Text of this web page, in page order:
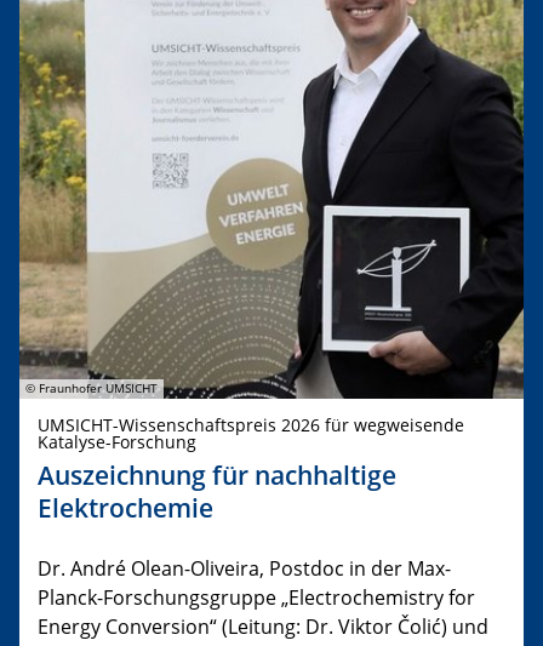
© Fraunhofer UMSICHT
UMSICHT-Wissenschaftspreis 2026 für wegweisende
Katalyse-Forschung
Auszeichnung für nachhaltige
Elektrochemie
Dr. André Olean-Oliveira, Postdoc in der Max-
Planck-Forschungsgruppe „Electrochemistry for
Energy Conversion“ (Leitung: Dr. Viktor Čolić) und